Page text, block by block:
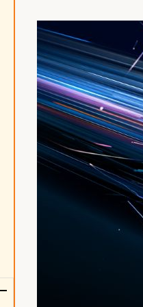
e
t
o
d
o
n